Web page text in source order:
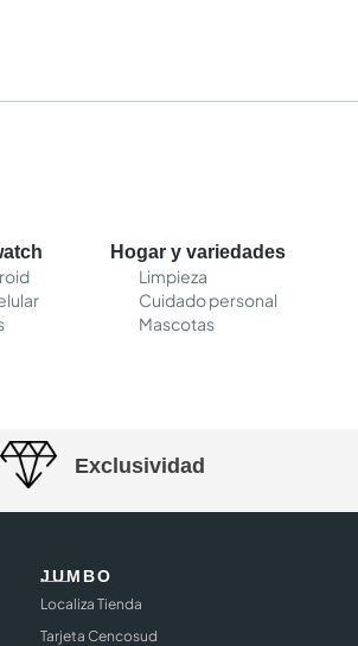
Hogar y variedades
Limpieza
Cuidado personal
Mascotas
Exclusividad
JUMBO
Localiza Tienda
Tarjeta Cencosud